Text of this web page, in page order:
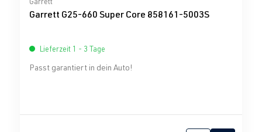
Garrett G25-660 Super Core 858161-5003S
Lieferzeit 1 - 3 Tage
Passt garantiert in dein Auto!